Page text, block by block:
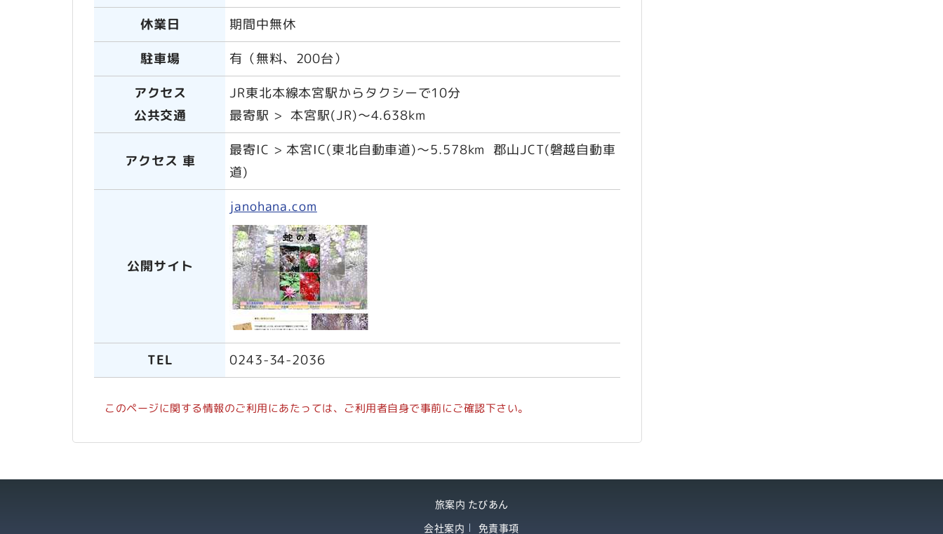
休業日
期間中無休
駐車場
有（無料、200台）
アクセス
公共交通
JR東北本線本宮駅からタクシーで10分
最寄駅 > 本宮駅(JR)～4.638km
アクセス 車
最寄IC > 本宮IC(東北自動車道)～5.578km 郡山JCT(磐越自動車
道)
公開サイト
janohana.com
TEL 0243-34-2036
このページに関する情報のご利用にあたっては、ご利用者自身で事前にご確認下さい。
旅案内 たびあん
会社案内
免責事項